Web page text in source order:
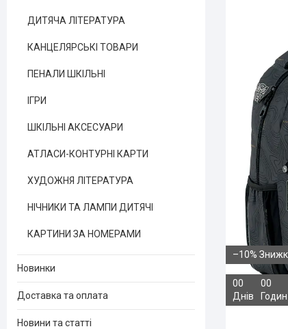
–10%
00
Днів
00
Годин
ДИТЯЧА ЛІТЕРАТУРА
КАНЦЕЛЯРСЬКІ ТОВАРИ
ПЕНАЛИ ШКІЛЬНІ
ІГРИ
ШКІЛЬНІ АКСЕСУАРИ
АТЛАСИ-КОНТУРНІ КАРТИ
ХУДОЖНЯ ЛІТЕРАТУРА
НІЧНИКИ ТА ЛАМПИ ДИТЯЧІ
КАРТИНИ ЗА НОМЕРАМИ
Новинки
Доставка та оплата
Новини та статті